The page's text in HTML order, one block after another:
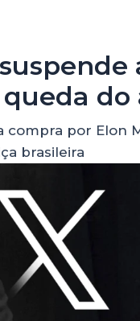
compra por Elon
brasileira